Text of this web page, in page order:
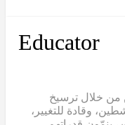
Educator
من خلال ترسيخ
وقادة للتغيير،